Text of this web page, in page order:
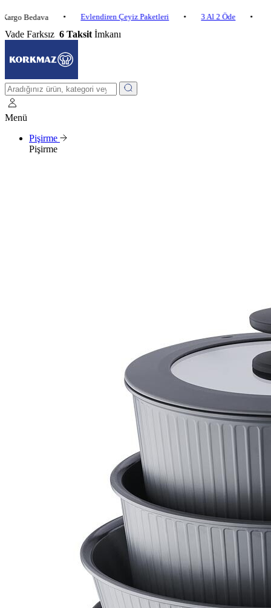
• Evlendiren Çeyiz Paketleri • 3 Al 2 Öde • 2.500 ₺
Vade Farksız 6 Taksit İmkanı
Menü
Pişirme
Pişirme